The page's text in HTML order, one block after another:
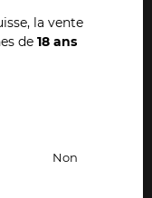
sur notre site
de La Chaux-de-
la vente
de 18 ans
Non